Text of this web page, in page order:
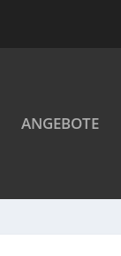
ANGEBOTE